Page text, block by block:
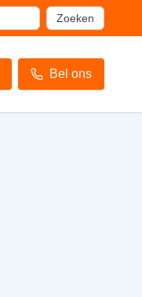
Zoeken
Bel ons